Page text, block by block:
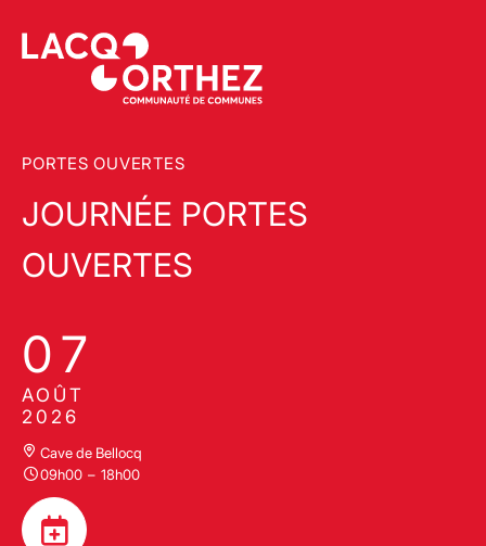
PORTES OUVERTES
JOURNÉE PORTES
OUVERTES
07
AOÛT
2026
Cave de Bellocq
09h00 – 18h00